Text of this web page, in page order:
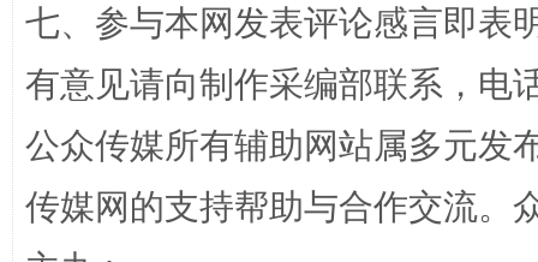
这是一记警钟！ 谢
七、参与本网发表评论感言即表
有意见请向制作采编部联系，电
公众传媒所有辅助网站属多元发
传媒网的支持帮助与合作交流。